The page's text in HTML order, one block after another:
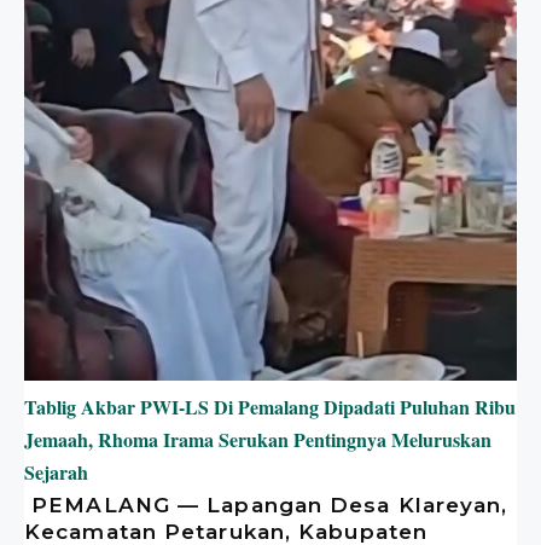
Tablig Akbar PWI-LS Di Pemalang Dipadati Puluhan Ribu
Jemaah, Rhoma Irama Serukan Pentingnya Meluruskan
Sejarah
​ PEMALANG — Lapangan Desa Klareyan,
Kecamatan Petarukan, Kabupaten